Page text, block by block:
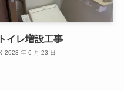
トイレ増設工事
2023 年 6 月 23 日